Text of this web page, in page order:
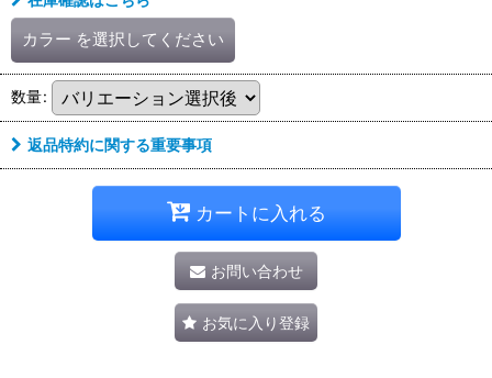
カラー を選択してください
数量:
返品特約に関する重要事項
カートに入れる
お問い合わせ
お気に入り登録